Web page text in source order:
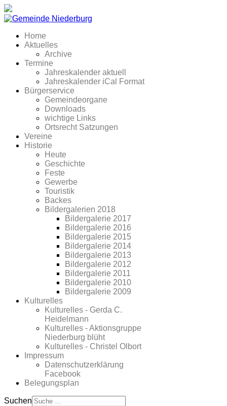
Home
Aktuelles
Archive
Termine
Jahreskalender aktuell
Jahreskalender iCal Format
Bürgerservice
Gemeindeorgane
Downloads
wichtige Links
Ortsrecht Satzungen
Vereine
Historie
Heute
Geschichte
Feste
Gewerbe
Touristik
Backes
Bildergalerien 2018
Bildergalerie 2017
Bildergalerie 2016
Bildergalerie 2015
Bildergalerie 2014
Bildergalerie 2013
Bildergalerie 2012
Bildergalerie 2011
Bildergalerie 2010
Bildergalerie 2009
Kulturelles
Kulturelles - Gerda C.
Heidelmann
Kulturelles - Aktionsgruppe
Niederburg blüht
Kulturelles - Christel Olbort
Impressum
Datenschutzerklärung
Facebook
Belegungsplan
Suchen